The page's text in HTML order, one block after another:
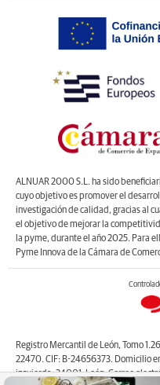
ALNUAR 2000 S.L. ha sido
cuyo objetivo es promover el
investigación de calidad, gracias al
el objetivo de mejorar la
la pyme, durante el año 2025. Para
Pyme Innova de la Cámara de
Registro Mercantil de León, Tomo
22470. CIF: B-24656373. Domicilio
izquierda, 24001, León. Correo